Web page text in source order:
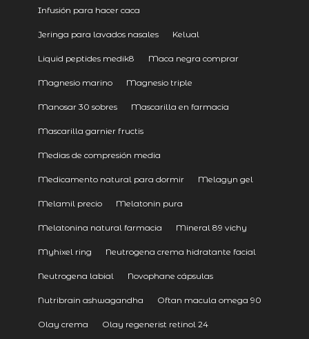
Infusión para hacer caca
Jeringa para lavados nasales Kelual
Liquid peptides medik8 Maca negra comprar
Magnesio marino Magnesio triple
Manosar 30 sobres Mascarilla en farmacia
Mascarilla garnier fructis
Medias de compresión media
Medicamento natural para dormir Melagyn gel
Melamil precio Melatonin pura
Melatonina natural farmacia Mineral 89 vichy
Myhixel ring Neutrogena crema hidratante facial
Neutrogena labial Novophane cápsulas
Nutribrain ashwagandha Oftan macula omega 90
Olay crema Olay regenerist retinol 24